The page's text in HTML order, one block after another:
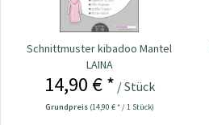
Schnittmuster kibadoo Mantel
LAINA
14,90 € * / Stück
Grundpreis (14,90 € * / 1 Stück)